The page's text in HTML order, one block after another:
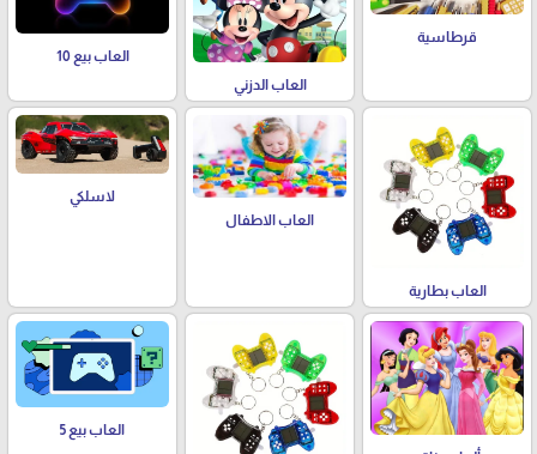
قرطاسية
العاب الدزني
العاب بيع 10
العاب بطارية
العاب الاطفال
لاسلكي
العاب بيع 5